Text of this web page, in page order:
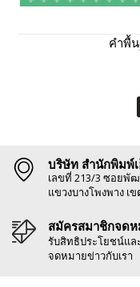
คำพื้
บริษัท สำนักพิมพ์
เลขที่ 213/3 ซอยพั
แขวงบางโพงพาง เ
สมัครสมาชิกจดห
รับสิทธิประโยชน์แล
จดหมายข่าวกับเรา